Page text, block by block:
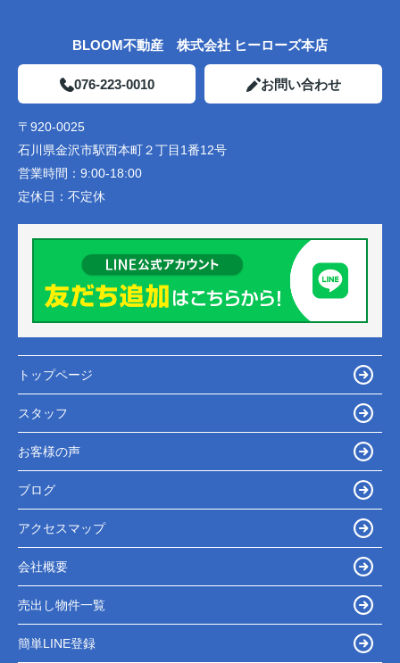
BLOOM不動産 株式会社 ヒーローズ本店
076-223-0010 お問い合わせ
〒920-0025
石川県金沢市駅西本町２丁目1番12号
営業時間： 9:00-18:00
定休日： 不定休
トップページ
スタッフ
お客様の声
ブログ
アクセスマップ
会社概要
売出し物件一覧
簡単LINE登録